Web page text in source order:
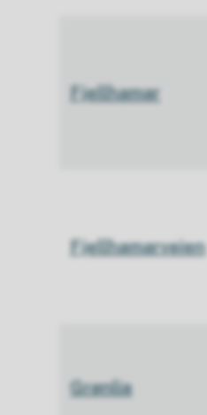
Fjellhamar
Fjellhamarveien
Grønlia